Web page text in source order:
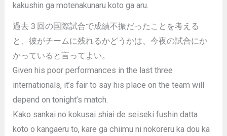
kakushin ga motenakunaru koto ga aru.
過去３回の国際試合で成績不振だったことを考える
と、彼がチームに残れるかどうかは、今夜の試合にか
かっていると言ってよい。
Given his poor performances in the last three
internationals, it’s fair to say his place on the team will
depend on tonight’s match.
Kako sankai no kokusai shiai de seiseki fushin datta
koto o kangaeru to, kare ga chiimu ni nokoreru ka dou ka